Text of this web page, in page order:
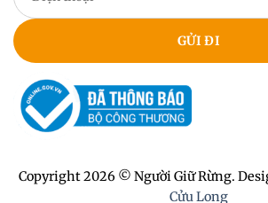
Copyright 2026 © Người Giữ Rừng.
Cửu Long